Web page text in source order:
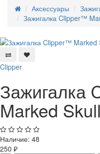
Аксессуары
Зажигалка Clipper™
Clipper
Зажигалка
Marked
Наличие: 48
250 ₽